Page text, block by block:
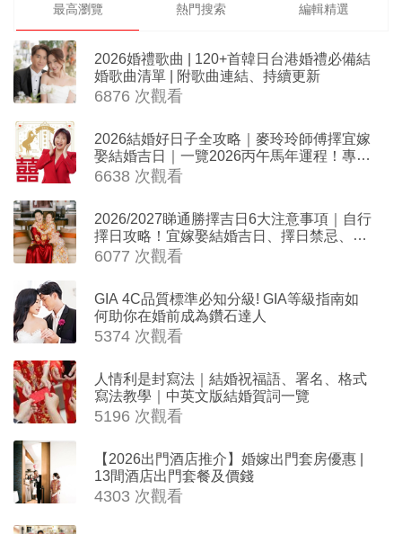
最高瀏覽 熱門搜索 編輯精選
2026婚禮歌曲 | 120+首韓日台港婚禮必備結
婚歌曲清單 | 附歌曲連結、持續更新
6876 次觀看
2026結婚好日子全攻略｜麥玲玲師傅擇宜嫁
娶結婚吉日｜一覽2026丙午馬年運程！專業
擇日結婚+避開沖煞生肖指南
6638 次觀看
2026/2027睇通勝擇吉日6大注意事項｜自行
擇日攻略！宜嫁娶結婚吉日、擇日禁忌、相
沖生肖一覽
6077 次觀看
GIA 4C品質標準必知分級! GIA等級指南如
何助你在婚前成為鑽石達人
5374 次觀看
人情利是封寫法｜結婚祝福語、署名、格式
寫法教學｜中英文版結婚賀詞一覽
5196 次觀看
【2026出門酒店推介】婚嫁出門套房優惠 |
13間酒店出門套餐及價錢
4303 次觀看